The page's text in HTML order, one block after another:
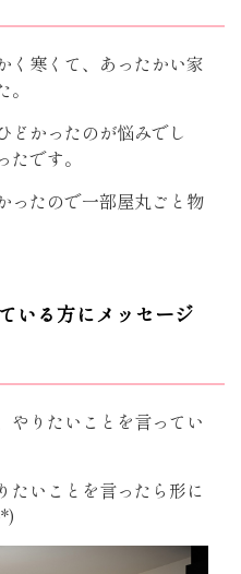
く寒くて、あったかい家
どかったのが悩みでし
です。
ったので一部屋丸ごと物
いる方にメッセージ
やりたいことを言ってい
たいことを言ったら形に